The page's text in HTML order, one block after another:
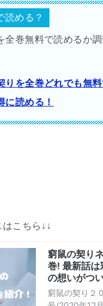
読める？
全巻無料で読めるか
りを全巻どれでも無料
に読める！
こちら↓↓